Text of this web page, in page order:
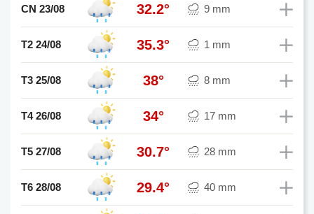
CN 23/08 32.2° 9 mm
T2 24/08 35.3° 1 mm
T3 25/08 38° 8 mm
T4 26/08 34° 17 mm
T5 27/08 30.7° 28 mm
T6 28/08 29.4° 40 mm